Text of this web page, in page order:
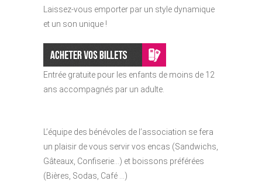
Laissez-vous emporter par un style dynamique
et un son unique !
Entrée gratuite pour les enfants de moins de 12
ans accompagnés par un adulte.
L’équipe des bénévoles de l’association se fera
un plaisir de vous servir vos encas (Sandwichs,
Gâteaux, Confiserie…) et boissons préférées
(Bières, Sodas, Café …)